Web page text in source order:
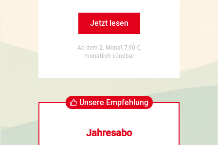
Jetzt lesen
Ab dem 2. Monat 7,90 €,
monatlich kündbar
Unsere Empfehlung
Jahresabo